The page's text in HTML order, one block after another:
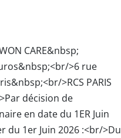
CARE&nbsp;
>6 rue
>RCS PARIS
décision de
en date du 1ER Juin
du 1er Juin 2026 :<br/>Du